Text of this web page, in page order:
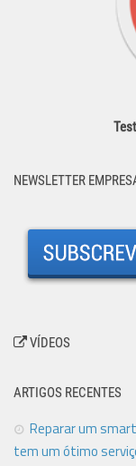
NEWSLETTER
VÍDEOS
ARTIGOS RECENTES
Reparar um
tem um ótimo